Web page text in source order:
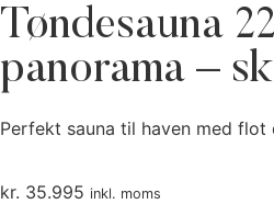
Tøndesauna
panorama –
Perfekt sauna til haven med flot
kr. 35.995 inkl. moms